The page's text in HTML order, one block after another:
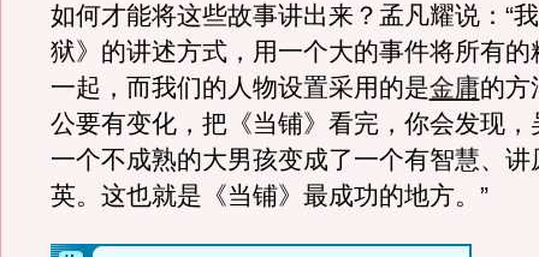
如何才能将这些故事讲出来？孟凡耀说：“
狱》的讲述方式，用一个大的事件将所有的
一起，而我们的人物设置采用的是金庸的方
公要有变化，把《当铺》看完，你会发现，
一个不成熟的大男孩变成了一个有智慧、讲
英。这也就是《当铺》最成功的地方。”